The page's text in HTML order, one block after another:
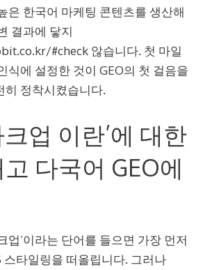
은 한국어 마케팅 콘텐츠를 생산해
결과에 닿지
#check 않습니다. 첫 마일
식에 설정한 것이 GEO의 첫 걸음을
히 정착시켰습니다.
크업 이란’에 대한
다국어 GEO에
업’이라는 단어를 들으면 가장 먼저
스타일링을 떠올립니다. 그러나